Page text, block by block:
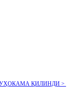
ҚИЛИНДИ >